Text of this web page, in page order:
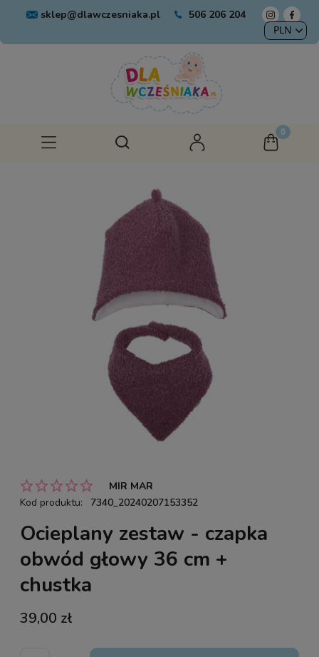
sklep@dlawczesniaka.pl 506 206 204
MIR MAR
Kod produktu:
7340_20240207153352
Ocieplany zestaw - czapka
obwód głowy 36 cm +
chustka
39,00 zł